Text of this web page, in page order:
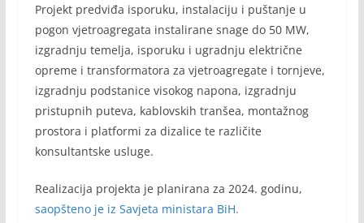
Projekt predviđa isporuku, instalaciju i puštanje u
pogon vjetroagregata instalirane snage do 50 MW,
izgradnju temelja, isporuku i ugradnju električne
opreme i transformatora za vjetroagregate i tornjeve,
izgradnju podstanice visokog napona, izgradnju
pristupnih puteva, kablovskih tranšea, montažnog
prostora i platformi za dizalice te različite
konsultantske usluge.
Realizacija projekta je planirana za 2024. godinu,
saopšteno je iz Savjeta ministara BiH.